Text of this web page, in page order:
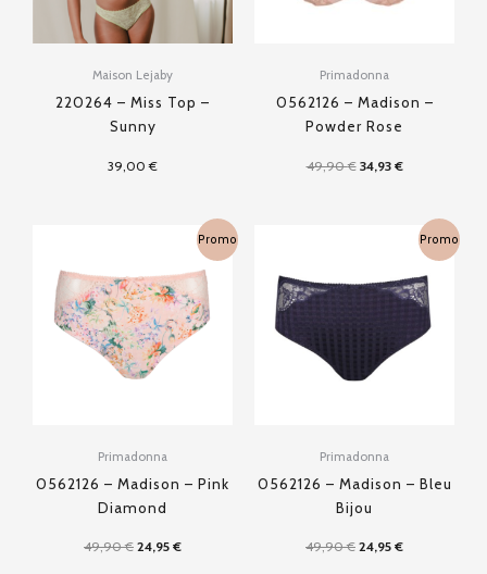
Maison Lejaby
220264 – Miss Top –
Sunny
39,00€
Primadonna
0562126 – Madison –
Powder Rose
49,90€ 34,93 €
Promo
Primadonna
0562126 – Madison – Pink
Diamond
49,90€
était :
49,90 €.
24,95 €
prix
actuel
est :
24,95 €.
Promo
Primadonna
0562126 – Madison – Bleu
Bijou
49,90€
était :
49,90 €.
24,95 €
prix
actuel
est :
24,95 €.